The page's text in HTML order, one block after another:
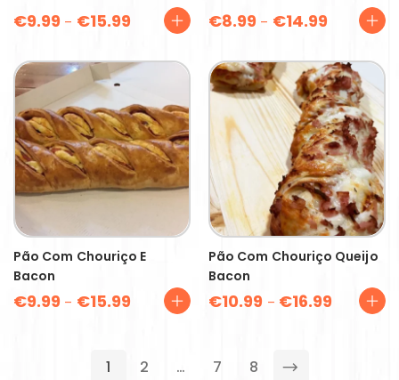
€9.99 – €15.99 €8.99 – €14.99
Pão Com Chouriço E
Bacon
€9.99 – €15.99
Pão Com Chouriço Queijo
Bacon
€10.99 – €16.99
1 2 … 7 8